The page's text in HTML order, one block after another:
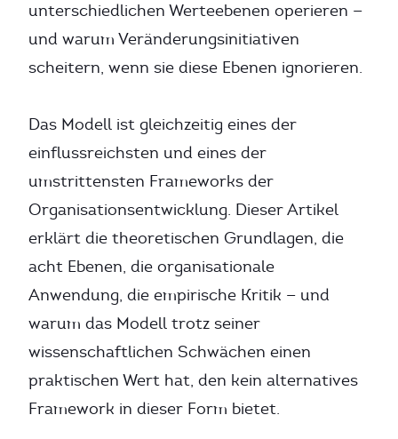
unterschiedlichen Werteebenen operieren —
und warum Veränderungsinitiativen
scheitern, wenn sie diese Ebenen ignorieren.
Das Modell ist gleichzeitig eines der
einflussreichsten und eines der
umstrittensten Frameworks der
Organisationsentwicklung. Dieser Artikel
erklärt die theoretischen Grundlagen, die
acht Ebenen, die organisationale
Anwendung, die empirische Kritik — und
warum das Modell trotz seiner
wissenschaftlichen Schwächen einen
praktischen Wert hat, den kein alternatives
Framework in dieser Form bietet.